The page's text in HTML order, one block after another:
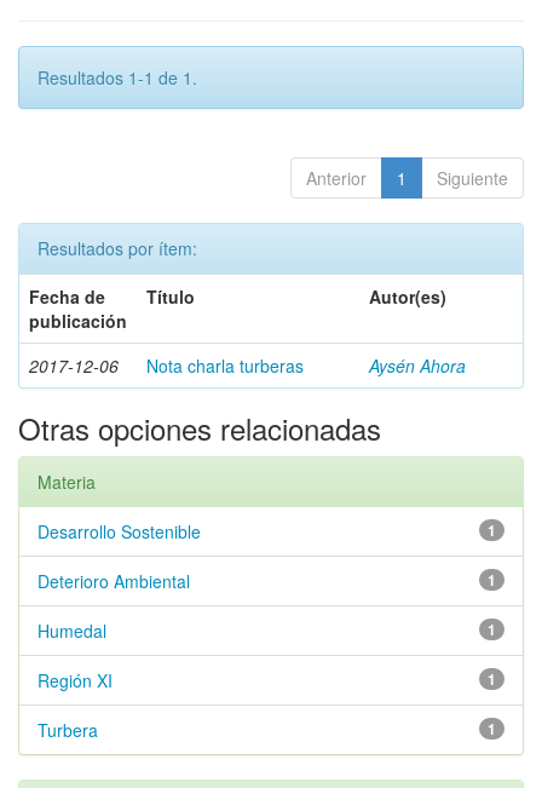
Resultados 1-1 de 1.
Anterior 1 Siguiente
Resultados por ítem:
Fecha de
publicación
Título Autor(es)
2017-12-06 Nota charla turberas Aysén Ahora
Otras opciones relacionadas
Materia
1
Desarrollo Sostenible
1
Deterioro Ambiental
1
Humedal
1
Región XI
1
Turbera